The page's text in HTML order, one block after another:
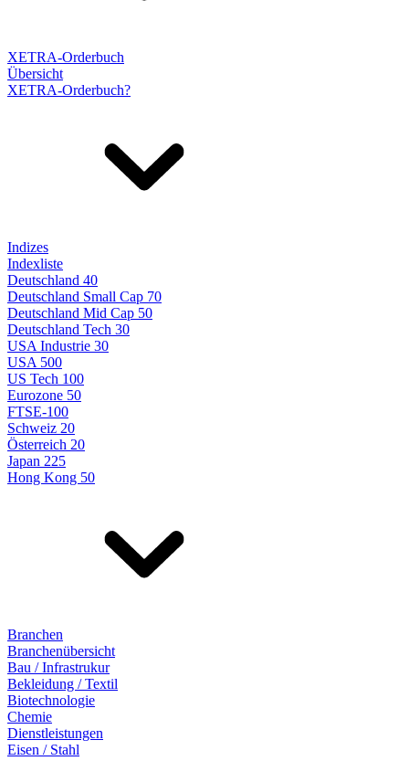
XETRA-Orderbuch
Übersicht
XETRA-Orderbuch?
Indizes
Indexliste
Deutschland 40
Deutschland Small Cap 70
Deutschland Mid Cap 50
Deutschland Tech 30
USA Industrie 30
USA 500
US Tech 100
Eurozone 50
FTSE-100
Schweiz 20
Österreich 20
Japan 225
Hong Kong 50
Branchen
Branchenübersicht
Bau / Infrastrukur
Bekleidung / Textil
Biotechnologie
Chemie
Dienstleistungen
Eisen / Stahl